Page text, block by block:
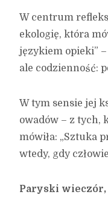
W centrum
ekologię, która
językiem opieki”
ale codzienność:
W tym sensie jej
owadów – z tych,
mówiła: „Sztuka
wtedy, gdy
Paryski